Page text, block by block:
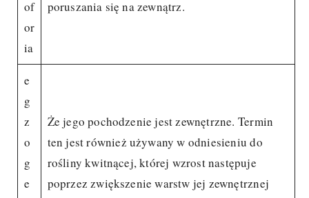
of
or
ia
poruszania się na zewnątrz.
e
g
z
o
g
e
Że jego pochodzenie jest zewnętrzne. Termin
ten jest również używany w odniesieniu do
rośliny kwitnącej, której wzrost następuje
poprzez zwiększenie warstw jej zewnętrznej